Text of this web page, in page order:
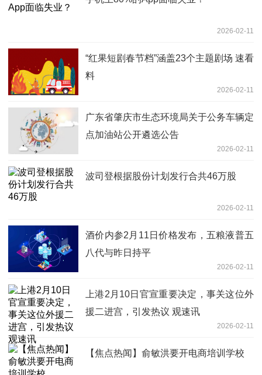
2026-02-11
​“红果短剧春节档”涵盖23个主题剧场 速看
料
2026-02-11
广东省肇庆市生态环境局关于公务车辆定
点加油站公开遴选公告
2026-02-11
波司登根据股份计划发行合共46万股
2026-02-11
酒价内参2月11日价格发布，五粮液普五
八代与昨日持平
2026-02-11
上港2月10日官宣重要决定，事关这位外
援二进宫，引发热议 观速讯
2026-02-11
【焦点热闻】俞敏洪要开电商培训学校